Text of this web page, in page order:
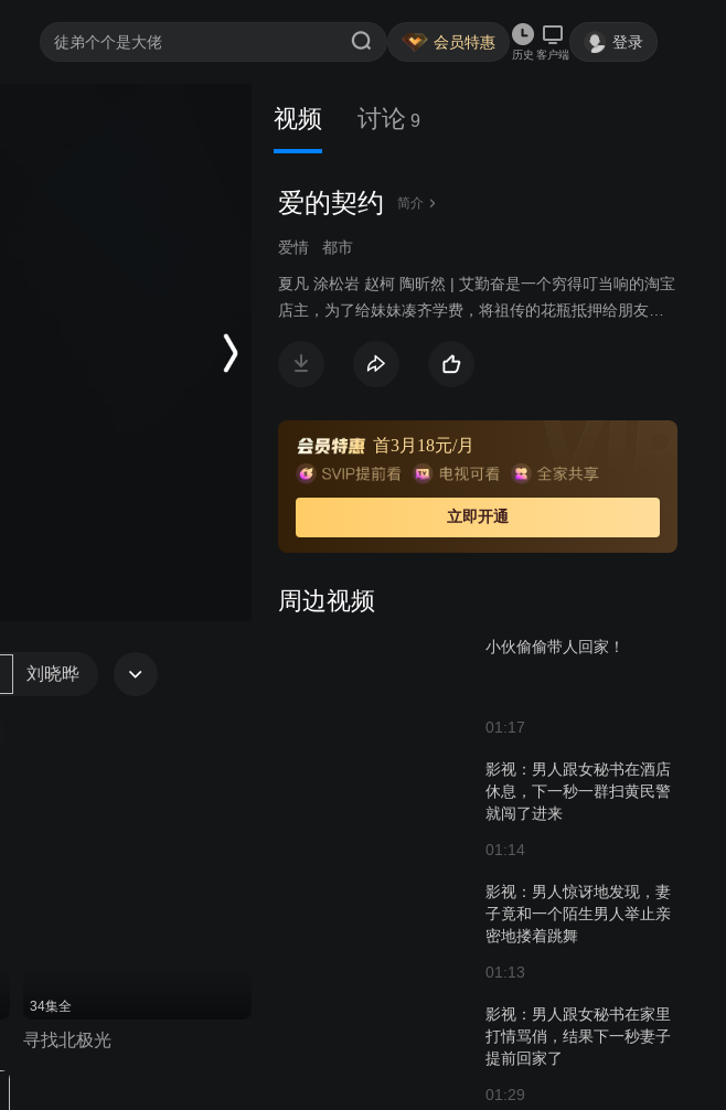
会员特惠
历史 客户端
登录
视频 讨论 9
爱的契约 简介
爱情 都市
夏凡 涂松岩 赵柯 陶昕然 | 艾勤奋是一个穷得叮当响的淘宝
店主，为了给妹妹凑齐学费，将祖传的花瓶抵押给朋友胡
霏霏撞成了重伤。钱霏霏是4S店的销售经理、女强人，未
订就会拿到高额提成，但就在前往郊区的途中，发生了车
祸。
首3月18元/月
立即开通
周边视频
小伙偷偷带人回家！
01:17
影视：男人跟女秘书在酒店
休息，下一秒一群扫黄民警
就闯了进来
01:14
影视：男人惊讶地发现，妻
子竟和一个陌生男人举止亲
密地搂着跳舞
01:13
影视：男人跟女秘书在家里
打情骂俏，结果下一秒妻子
提前回家了
01:29
刘晓晔
34集全
寻找北极光